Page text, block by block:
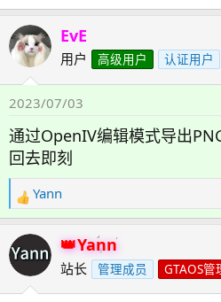
EvE
用户 高级用户 认证用户
2023/07/03
通过OpenIV编辑模式导出
回去即刻
反
馈
：
Yann
Yann
站长 管理成员 GTAOS管